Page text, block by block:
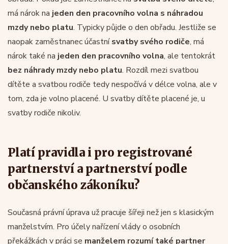
má nárok na jeden den pracovního volna s náhradou
mzdy nebo platu. Typicky půjde o den obřadu. Jestliže se
naopak zaměstnanec účastnísvatby svého rodiče, má
nárok také na jeden den pracovního volna, ale tentokrát
bez náhrady mzdy nebo platu. Rozdíl mezi svatbou
dítěte a svatbou rodiče tedy nespočívá v délce volna, ale v
tom, zda je volno placené. U svatby dítěte placené je, u
svatby rodiče nikoliv.
Platí pravidla i pro registrované
partnerství a partnerství podle
občanského zákoníku?
Současná právní úprava už pracuje šířeji než jen s klasickým
manželstvím. Pro účely nařízení vlády o osobních
překážkách v práci se manželem rozumí také partner